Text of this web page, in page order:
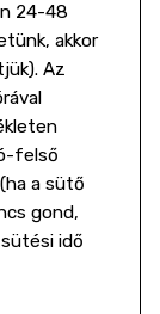
24-48
akkor
Az
felső
a sütő
gond,
idő